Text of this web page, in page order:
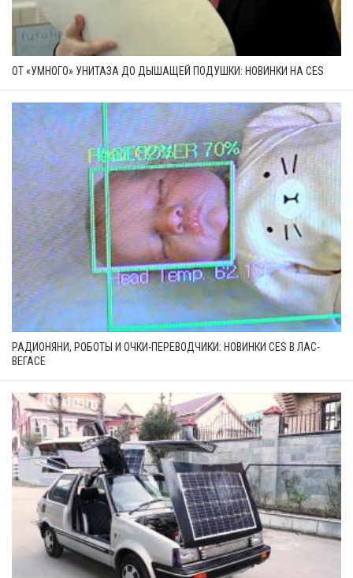
ОТ «УМНОГО» УНИТАЗА ДО ДЫШАЩЕЙ ПОДУШКИ: НОВИНКИ НА CES
РАДИОНЯНИ, РОБОТЫ И ОЧКИ-ПЕРЕВОДЧИКИ: НОВИНКИ CES В ЛАС-
ВЕГАСЕ